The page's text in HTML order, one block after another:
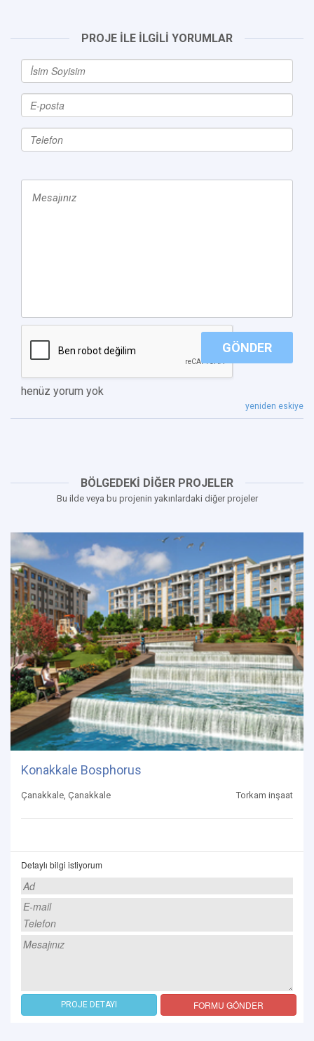
PROJE İLE İLGİLİ YORUMLAR
GÖNDER
henüz yorum yok
yeniden eskiye
BÖLGEDEKİ DİĞER PROJELER
Bu ilde veya bu projenin yakınlardaki diğer projeler
Konakkale Bosphorus
Çanakkale, Çanakkale Torkam inşaat
Detaylı bilgi istiyorum
PROJE DETAYI FORMU GÖNDER